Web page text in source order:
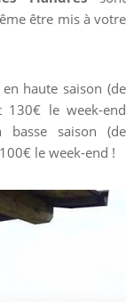
être mis à votre
haute saison (de
le week-end
basse saison (de
le week-end !